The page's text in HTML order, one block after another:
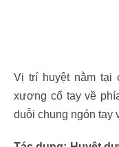
Vị trí huyệt nằm tại
xương cổ tay về
duỗi chung ngón tay